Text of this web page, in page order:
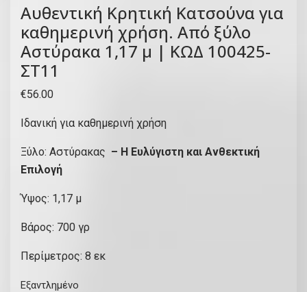
Αυθεντική Κρητική Κατσούνα για
καθημερινή χρήση. Από ξύλο
Αστύρακα 1,17 μ | ΚΩΔ 100425-
ΣΤ11
€56.00
Ιδανική για καθημερινή χρήση
Ξύλο: Αστύρακας – Η Ευλύγιστη και Ανθεκτική
Επιλογή
Ύψος: 1,17 μ
Βάρος: 700 γρ
Περίμετρος: 8 εκ
Εξαντλημένο